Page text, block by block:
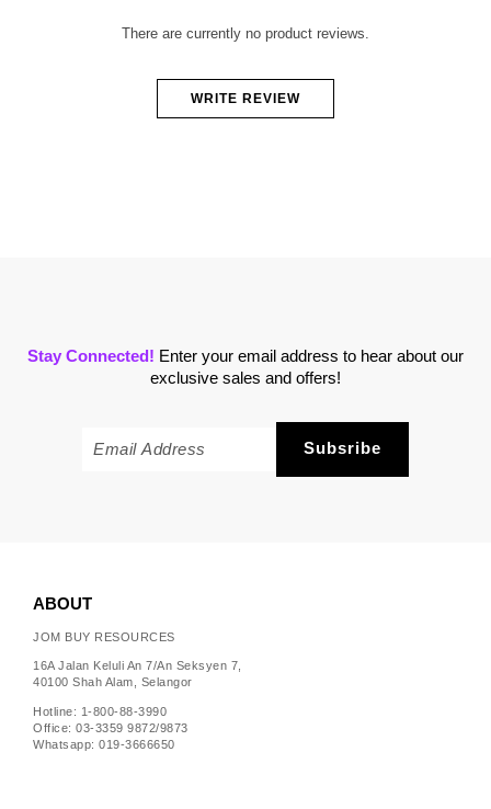
There are currently no product reviews.
WRITE REVIEW
Stay Connected! Enter your email address to hear about our
exclusive sales and offers!
ABOUT
JOM BUY RESOURCES
16A Jalan Keluli An 7/An Seksyen 7,
40100 Shah Alam, Selangor
Hotline: 1-800-88-3990
Office: 03-3359 9872/9873
Whatsapp: 019-3666650